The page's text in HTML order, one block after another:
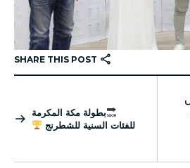
بطولة مكة المكرمة
للفئات السنية للشطرنج